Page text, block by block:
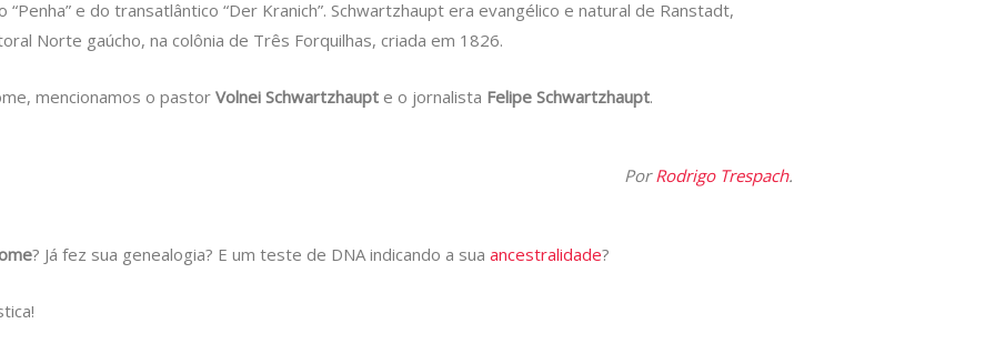
e do transatlântico “Der Kranich”. Schwartzhaupt era evangélico e natural de Ranstadt,
Norte gaúcho, na colônia de Três Forquilhas, criada em 1826.
mencionamos o pastor Volnei Schwartzhaupt e o jornalista Felipe Schwartzhaupt.
PorRodrigo Trespach.
? Já fez sua genealogia? E um teste de DNA indicando a sua ancestralidade?